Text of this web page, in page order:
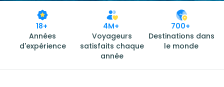
18+
Années
d'expérience
4M+
Voyageurs
satisfaits chaque
année
700+
Destinations dans
le monde